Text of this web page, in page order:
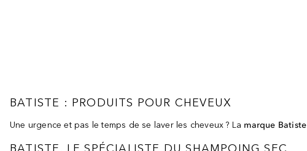
BATISTE : PRODUITS POUR CHEVEUX
Une urgence et pas le temps de se laver les cheveux ? La marque Batiste